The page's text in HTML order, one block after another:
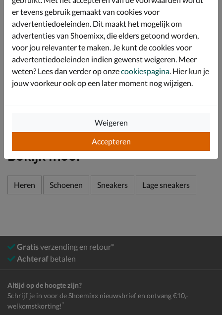
voetbed zorgt met zijn schokabsorberend vermogen
voor optimale demping gedurende de hele dag. Tevens
is het voetbed uitneembaar en kunnen eigen zolen ook
zonder problemen gebruikt worden.
Afgewerkt met een chunky loopzool met
schokabsorberende tussenzool die de druk tijdens het
lopen verdeeld. Daarnaast heeft de sneaker een goede
Over Floris van Bommel
Bekijk meer
Heren Schoenen Sneakers Lage sneakers
Gratisverzending en retour*
Achteraf betalen
Altijd op de hoogte zijn?
Schrijf je in voor de Shoemixx nieuwsbrief en ontvang €10,-
welkomstkorting! *
er tevens gebruik gemaakt van cookies voor
advertentiedoeleinden. Dit maakt het mogelijk om
advertenties van Shoemixx, die elders getoond worden,
voor jou relevanter te maken. Je kunt de cookies voor
advertentiedoeleinden indien gewenst weigeren. Meer
weten? Lees dan verder op onzecookiespagina . Hier kun je
jouw voorkeur ook op een later moment nog wijzigen.
Accepteren
Weigeren